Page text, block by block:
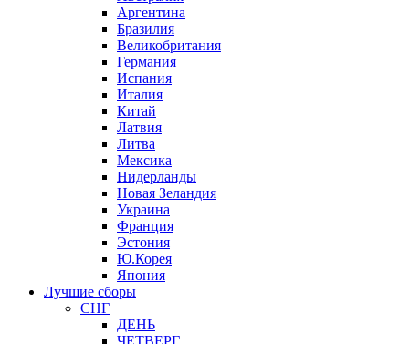
Аргентина
Бразилия
Великобритания
Германия
Испания
Италия
Китай
Латвия
Литва
Мексика
Нидерланды
Новая Зеландия
Украина
Франция
Эстония
Ю.Корея
Япония
Лучшие сборы
СНГ
ДЕНЬ
ЧЕТВЕРГ